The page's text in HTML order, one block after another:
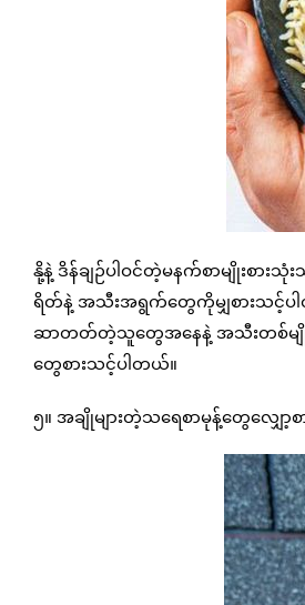
နို့နဲ့ ဒိန်ချဉ်ပါဝင်တဲ့မနက်စာမျိုးစာ
ရိတ်နဲ့ အသီးအရွက်တွေကိုမျှစားသင့်ပါတယ်
ဆာတတ်တဲ့သူတွေအနေနဲ့ အသီးတစ်မျို
တွေစားသင့်ပါတယ်။
၅။ အချိုများတဲ့သရေစာမုန့်တွေလျှော့စာ